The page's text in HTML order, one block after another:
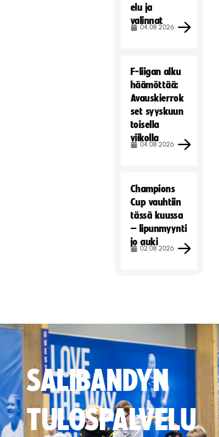
elu ja
valinnat
04.08.2026
F-liigan alku
häämöttää:
Avauskierrok
set syyskuun
toisella
viikolla
04.08.2026
Champions
Cup vauhtiin
tässä kuussa
– lipunmyynti
jo auki
02.08.2026
SALIBANDYN
TULOSPALVELU